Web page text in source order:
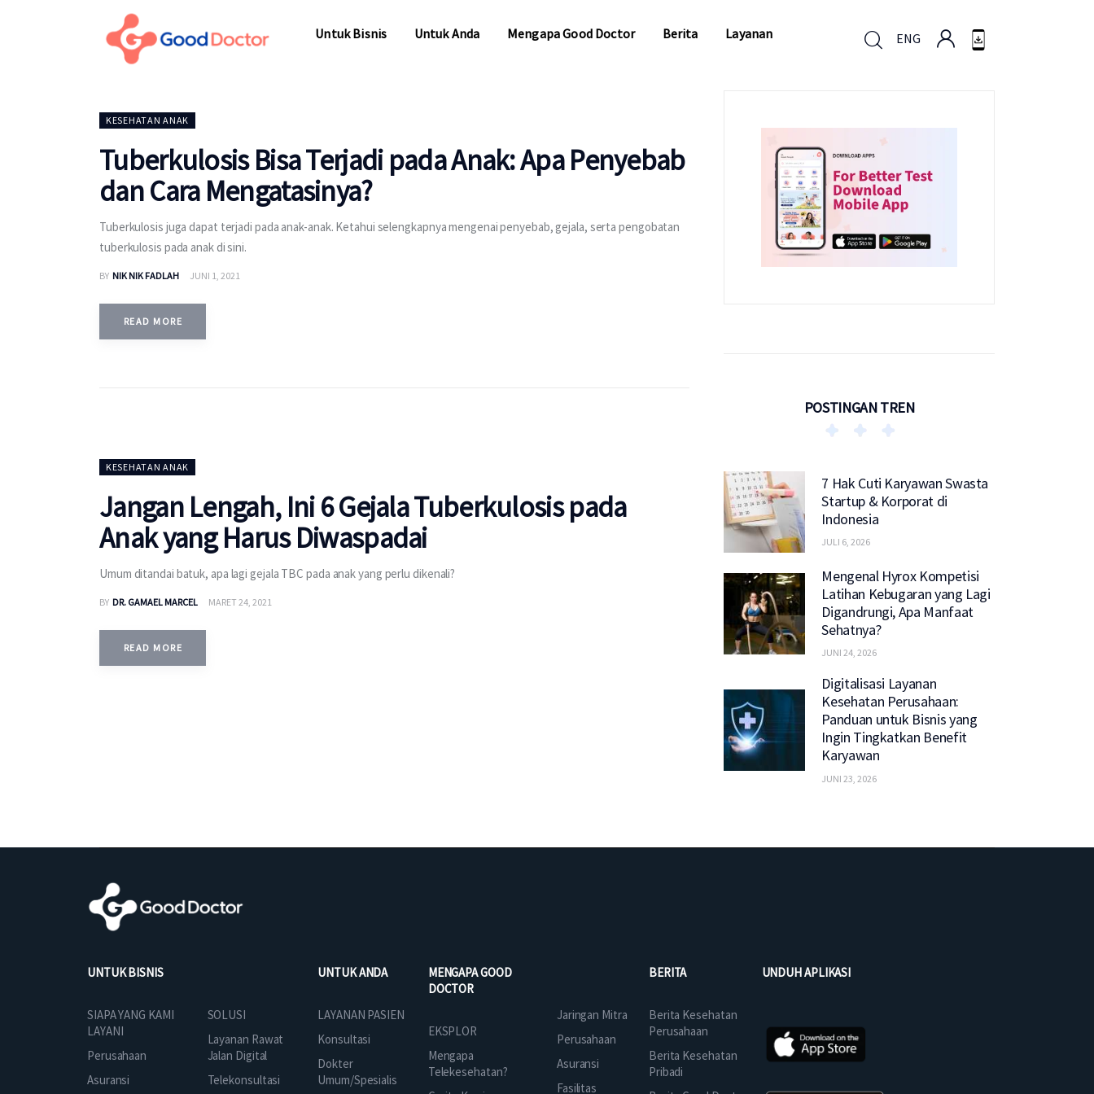
Untuk Bisnis Untuk Anda Mengapa Good Doctor Berita Layanan ENG
KESEHATAN ANAK
Tuberkulosis Bisa Terjadi pada Anak: Apa Penyebab
dan Cara Mengatasinya?
Tuberkulosis juga dapat terjadi pada anak-anak. Ketahui selengkapnya mengenai penyebab, gejala, serta pengobatan
tuberkulosis pada anak di sini.
BY NIK NIK FADLAH JUNI 1, 2021
READ MORE
KESEHATAN ANAK
Jangan Lengah, Ini 6 Gejala Tuberkulosis pada
Anak yang Harus Diwaspadai
Umum ditandai batuk, apa lagi gejala TBC pada anak yang perlu dikenali?
BY DR. GAMAEL MARCEL MARET 24, 2021
READ MORE
POSTINGAN TREN
7 Hak Cuti Karyawan Swasta
Startup & Korporat di
Indonesia
JULI 6, 2026
Mengenal Hyrox Kompetisi
Latihan Kebugaran yang Lagi
Digandrungi, Apa Manfaat
Sehatnya?
JUNI 24, 2026
Digitalisasi Layanan
Kesehatan Perusahaan:
Panduan untuk Bisnis yang
Ingin Tingkatkan Benefit
Karyawan
JUNI 23, 2026
UNTUK BISNIS
SIAPA YANG KAMI
LAYANI
Perusahaan
Asuransi
SOLUSI
Layanan Rawat
Jalan Digital
Telekonsultasi
UNTUK ANDA
LAYANAN PASIEN
Konsultasi
Dokter
Umum/Spesialis
MENGAPA GOOD
DOCTOR
EKSPLOR
Mengapa
Telekesehatan?
Jaringan Mitra
Perusahaan
Asuransi
Fasilitas
BERITA
Berita Kesehatan
Perusahaan
Berita Kesehatan
Pribadi
UNDUH APLIKASI